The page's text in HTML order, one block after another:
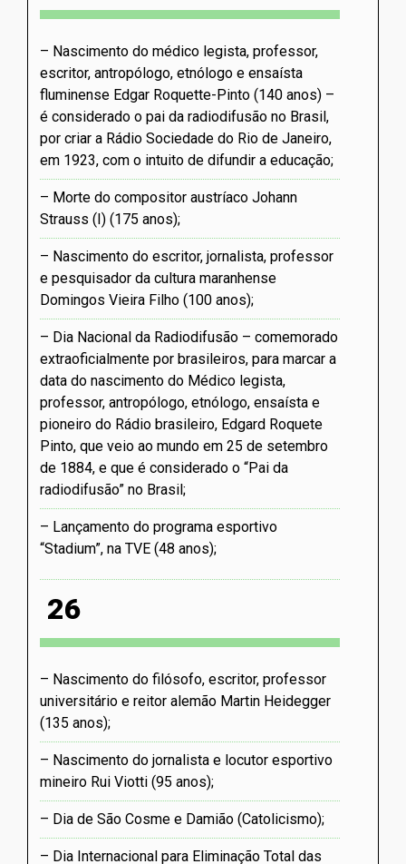
Nascimento do médico legista, professor,
escritor, antropólogo, etnólogo e ensaísta
fluminense Edgar Roquette-Pinto (140 anos) –
é considerado o pai da radiodifusão no Brasil,
por criar a Rádio Sociedade do Rio de Janeiro,
em 1923, com o intuito de difundir a educação
Morte do compositor austríaco Johann
Strauss (I) (175 anos)
Nascimento do escritor, jornalista, professor
e pesquisador da cultura maranhense
Domingos Vieira Filho (100 anos)
Dia Nacional da Radiodifusão – comemorado
extraoficialmente por brasileiros, para marcar a
data do nascimento do Médico legista,
professor, antropólogo, etnólogo, ensaísta e
pioneiro do Rádio brasileiro, Edgard Roquete
Pinto, que veio ao mundo em 25 de setembro
de 1884, e que é considerado o “Pai da
radiodifusão” no Brasil
Lançamento do programa esportivo
“Stadium”, na TVE (48 anos)
26
Nascimento do filósofo, escritor, professor
universitário e reitor alemão Martin Heidegger
(135 anos)
Nascimento do jornalista e locutor esportivo
mineiro Rui Viotti (95 anos)
Dia de São Cosme e Damião (Catolicismo)
Dia Internacional para Eliminação Total das